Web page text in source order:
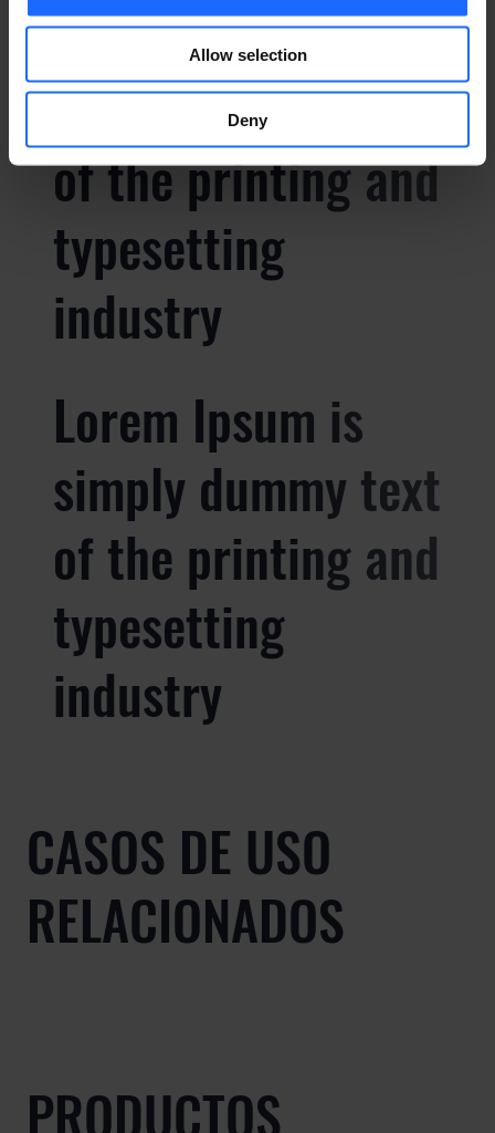
Allow selection
Deny
Lorem Ipsum is
simply dummy text
of the printing and
typesetting
industry
Lorem Ipsum is
simply dummy text
of the printing and
typesetting
industry
CASOS DE USO
RELACIONADOS
PRODUCTOS